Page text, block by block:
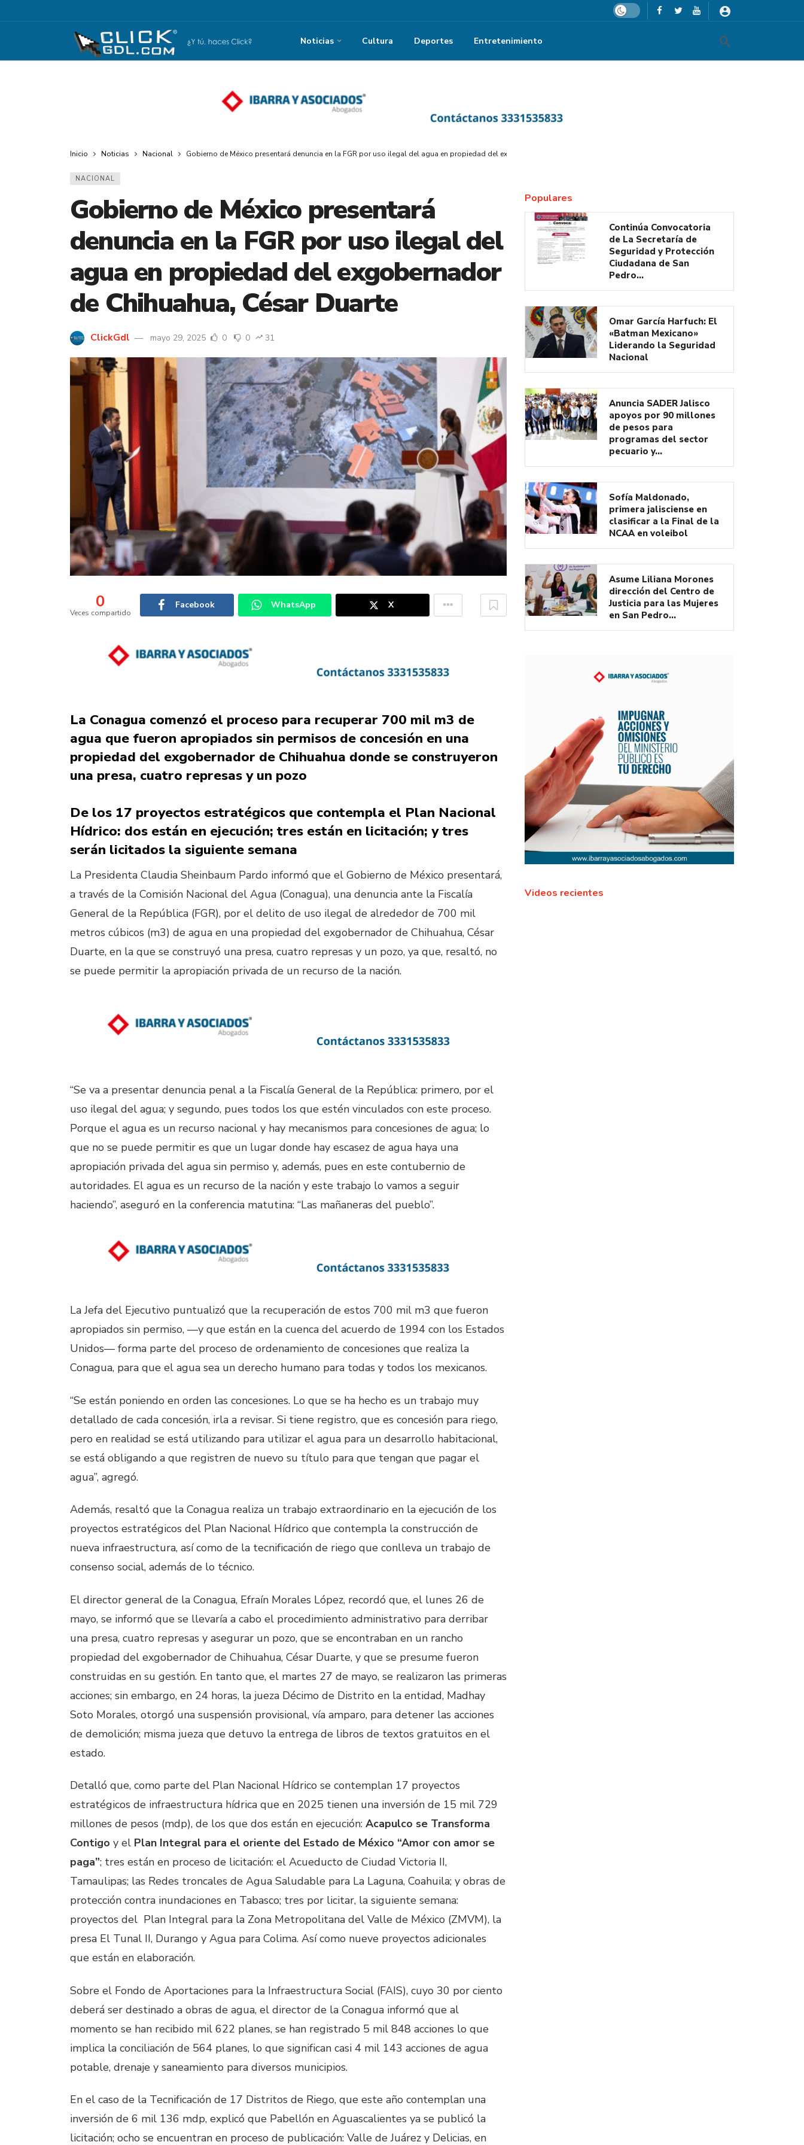
Dark mode
Noticias Cultura Deportes Entretenimiento
Inicio Noticias Nacional Gobierno de México presentará denuncia en la FGR por uso ilegal del agua en propiedad del exgobernador de Chihuahua, César Duarte
NACIONAL
Gobierno de México presentará
denuncia en la FGR por uso ilegal del
agua en propiedad del exgobernador
de Chihuahua, César Duarte
ClickGdl mayo 29, 2025 0 0 31
0
Veces compartido
Facebook WhatsApp X
La Conagua comenzó el proceso para recuperar 700 mil m3 de
agua que fueron apropiados sin permisos de concesión en una
propiedad del exgobernador de Chihuahua donde se construyeron
una presa, cuatro represas y un pozo
De los 17 proyectos estratégicos que contempla el Plan Nacional
Hídrico: dos están en ejecución; tres están en licitación; y tres
serán licitados la siguiente semana
La Presidenta Claudia Sheinbaum Pardo informó que el Gobierno de México presentará,
a través de la Comisión Nacional del Agua (Conagua), una denuncia ante la Fiscalía
General de la República (FGR), por el delito de uso ilegal de alrededor de 700 mil
metros cúbicos (m3) de agua en una propiedad del exgobernador de Chihuahua, César
Duarte, en la que se construyó una presa, cuatro represas y un pozo, ya que, resaltó, no
se puede permitir la apropiación privada de un recurso de la nación.
“Se va a presentar denuncia penal a la Fiscalía General de la República: primero, por el
uso ilegal del agua; y segundo, pues todos los que estén vinculados con este proceso.
Porque el agua es un recurso nacional y hay mecanismos para concesiones de agua; lo
que no se puede permitir es que un lugar donde hay escasez de agua haya una
apropiación privada del agua sin permiso y, además, pues en este contubernio de
autoridades. El agua es un recurso de la nación y este trabajo lo vamos a seguir
haciendo”, aseguró en la conferencia matutina: “Las mañaneras del pueblo”.
La Jefa del Ejecutivo puntualizó que la recuperación de estos 700 mil m3 que fueron
apropiados sin permiso, —y que están en la cuenca del acuerdo de 1994 con los Estados
Unidos— forma parte del proceso de ordenamiento de concesiones que realiza la
Conagua, para que el agua sea un derecho humano para todas y todos los mexicanos.
“Se están poniendo en orden las concesiones. Lo que se ha hecho es un trabajo muy
detallado de cada concesión, irla a revisar. Si tiene registro, que es concesión para riego,
pero en realidad se está utilizando para utilizar el agua para un desarrollo habitacional,
se está obligando a que registren de nuevo su título para que tengan que pagar el
agua”, agregó.
Además, resaltó que la Conagua realiza un trabajo extraordinario en la ejecución de los
proyectos estratégicos del Plan Nacional Hídrico que contempla la construcción de
nueva infraestructura, así como de la tecnificación de riego que conlleva un trabajo de
consenso social, además de lo técnico.
El director general de la Conagua, Efraín Morales López, recordó que, el lunes 26 de
mayo, se informó que se llevaría a cabo el procedimiento administrativo para derribar
una presa, cuatro represas y asegurar un pozo, que se encontraban en un rancho
propiedad del exgobernador de Chihuahua, César Duarte, y que se presume fueron
construidas en su gestión. En tanto que, el martes 27 de mayo, se realizaron las primeras
acciones; sin embargo, en 24 horas, la jueza Décimo de Distrito en la entidad, Madhay
Soto Morales, otorgó una suspensión provisional, vía amparo, para detener las acciones
de demolición; misma jueza que detuvo la entrega de libros de textos gratuitos en el
estado.
Detalló que, como parte del Plan Nacional Hídrico se contemplan 17 proyectos
estratégicos de infraestructura hídrica que en 2025 tienen una inversión de 15 mil 729
millones de pesos (mdp), de los que dos están en ejecución: Acapulco se Transforma
Contigo y el Plan Integral para el oriente del Estado de México “Amor con amor se
paga”; tres están en proceso de licitación: el Acueducto de Ciudad Victoria II,
Tamaulipas; las Redes troncales de Agua Saludable para La Laguna, Coahuila; y obras de
protección contra inundaciones en Tabasco; tres por licitar, la siguiente semana:
proyectos del Plan Integral para la Zona Metropolitana del Valle de México (ZMVM), la
presa El Tunal II, Durango y Agua para Colima. Así como nueve proyectos adicionales
que están en elaboración.
Sobre el Fondo de Aportaciones para la Infraestructura Social (FAIS), cuyo 30 por ciento
deberá ser destinado a obras de agua, el director de la Conagua informó que al
momento se han recibido mil 622 planes, se han registrado 5 mil 848 acciones lo que
implica la conciliación de 564 planes, lo que significan casi 4 mil 143 acciones de agua
potable, drenaje y saneamiento para diversos municipios.
En el caso de la Tecnificación de 17 Distritos de Riego, que este año contemplan una
inversión de 6 mil 136 mdp, explicó que Pabellón en Aguascalientes ya se publicó la
licitación; ocho se encuentran en proceso de publicación: Valle de Juárez y Delicias, en
Populares
Continúa Convocatoria
de La Secretaría de
Seguridad y Protección
Ciudadana de San
Pedro…
Omar García Harfuch: El
«Batman Mexicano»
Liderando la Seguridad
Nacional
Anuncia SADER Jalisco
apoyos por 90 millones
de pesos para
programas del sector
pecuario y…
Sofía Maldonado,
primera jalisciense en
clasificar a la Final de la
NCAA en voleibol
Asume Liliana Morones
dirección del Centro de
Justicia para las Mujeres
en San Pedro…
Videos recientes